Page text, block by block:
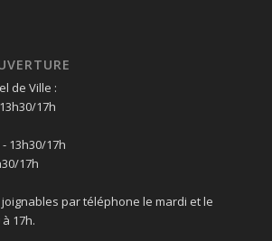
de Ville :
17h
- 13h30/17h
17h
par téléphone le mardi et le
17h.